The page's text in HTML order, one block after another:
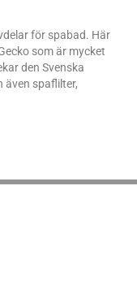
för spabad. Här
som är mycket
den Svenska
även spaflilter,